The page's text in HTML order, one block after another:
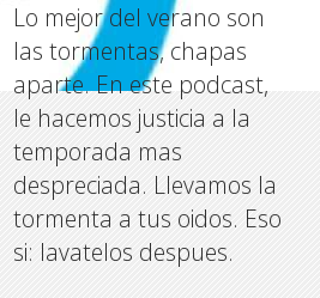
Lo mejor del verano son
las tormentas, chapas
aparte. En este podcast,
le hacemos justicia a la
temporada mas
despreciada. Llevamos la
tormenta a tus oidos. Eso
si: lavatelos despues.